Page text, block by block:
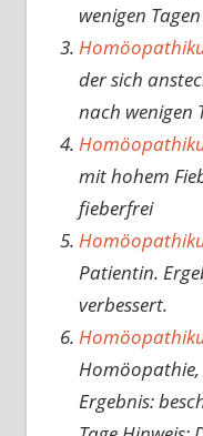
wenigen Tagen
der sich
nach wenigen
mit hohem
fieberfrei
Patientin.
verbessert.
Homöopathie,
Ergebnis: